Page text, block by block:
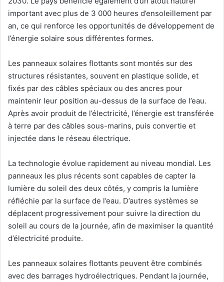
important avec plus de 3 000 heures d’ensoleillement par
an, ce qui renforce les opportunités de développement de
l’énergie solaire sous différentes formes.
Les panneaux solaires flottants sont montés sur des
structures résistantes, souvent en plastique solide, et
fixés par des câbles spéciaux ou des ancres pour
maintenir leur position au-dessus de la surface de l’eau.
Après avoir produit de l’électricité, l’énergie est transférée
à terre par des câbles sous-marins, puis convertie et
injectée dans le réseau électrique.
La technologie évolue rapidement au niveau mondial. Les
panneaux les plus récents sont capables de capter la
lumière du soleil des deux côtés, y compris la lumière
réfléchie par la surface de l’eau. D’autres systèmes se
déplacent progressivement pour suivre la direction du
soleil au cours de la journée, afin de maximiser la quantité
d’électricité produite.
Les panneaux solaires flottants peuvent être combinés
avec des barrages hydroélectriques. Pendant la journée,